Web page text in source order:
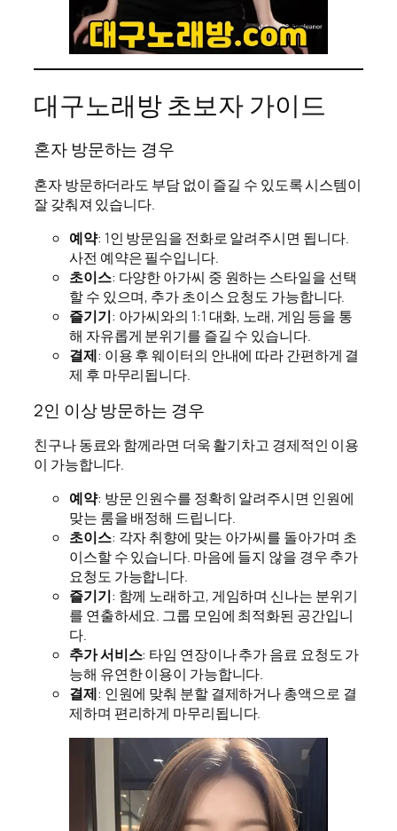
대구노래방 초보자 가이드
혼자 방문하는 경우
혼자 방문하더라도 부담 없이 즐길 수 있도록 시스템이
잘 갖춰져 있습니다.
예약: 1인 방문임을 전화로 알려주시면 됩니다.
사전 예약은 필수입니다.
초이스: 다양한 아가씨 중 원하는 스타일을 선택
할 수 있으며, 추가 초이스 요청도 가능합니다.
즐기기: 아가씨와의 1:1 대화, 노래, 게임 등을 통
해 자유롭게 분위기를 즐길 수 있습니다.
결제: 이용 후 웨이터의 안내에 따라 간편하게 결
제 후 마무리됩니다.
2인 이상 방문하는 경우
친구나 동료와 함께라면 더욱 활기차고 경제적인 이용
이 가능합니다.
예약: 방문 인원수를 정확히 알려주시면 인원에
맞는 룸을 배정해 드립니다.
초이스: 각자 취향에 맞는 아가씨를 돌아가며 초
이스할 수 있습니다. 마음에 들지 않을 경우 추가
요청도 가능합니다.
즐기기: 함께 노래하고, 게임하며 신나는 분위기
를 연출하세요. 그룹 모임에 최적화된 공간입니
다.
추가 서비스: 타임 연장이나 추가 음료 요청도 가
능해 유연한 이용이 가능합니다.
결제: 인원에 맞춰 분할 결제하거나 총액으로 결
제하며 편리하게 마무리됩니다.